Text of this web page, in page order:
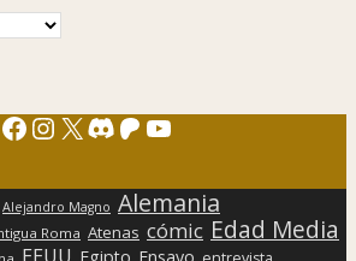
Facebook
Instagram
X Discord
Patreon
YouTube
Alejandro Magno Alemania
Roma Atenas cómic Edad Media